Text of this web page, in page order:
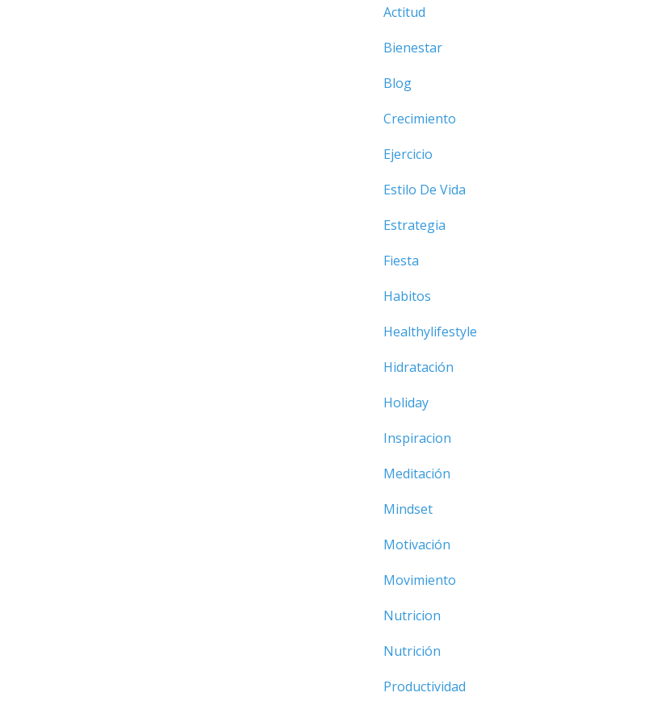
Actitud
Bienestar
Blog
Crecimiento
Ejercicio
Estilo De Vida
Estrategia
Fiesta
Habitos
Healthylifestyle
Hidratación
Holiday
Inspiracion
Meditación
Mindset
Motivación
Movimiento
Nutricion
Nutrición
Productividad